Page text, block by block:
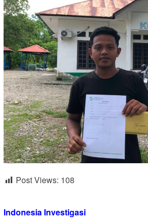
Post Views: 108
Indonesia Investigasi